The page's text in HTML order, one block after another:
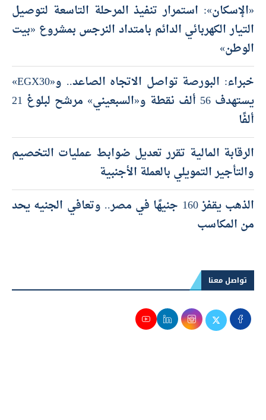
«الإسكان»: استمرار تنفيذ المرحلة التاسعة لتوصيل
التيار الكهربائي الدائم بامتداد النرجس بمشروع «بيت
الوطن»
خبراء: البورصة تواصل الاتجاه الصاعد.. و«EGX30»
يستهدف 56 ألف نقطة و«السبعيني» مرشح لبلوغ 21
ألفًا
الرقابة المالية تقرر تعديل ضوابط عمليات التخصيم
والتأجير التمويلي بالعملة الأجنبية
الذهب يقفز 160 جنيهًا في مصر.. وتعافي الجنيه يحد
من المكاسب
تواصل معنا